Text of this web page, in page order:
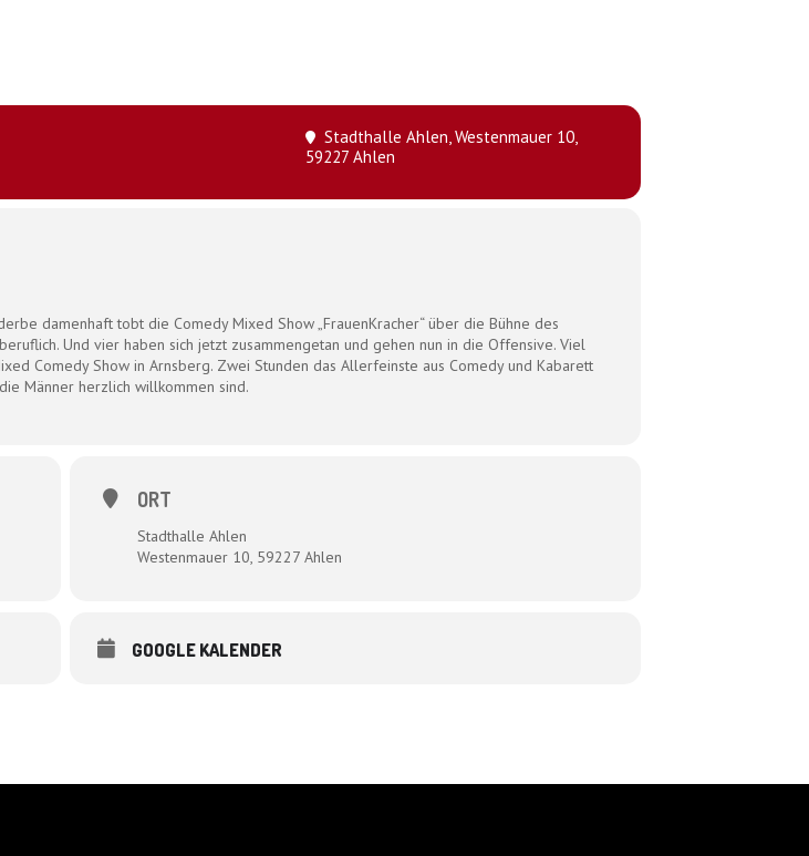
Stadthalle Ahlen, Westenmauer 10,
59227 Ahlen
damenhaft tobt die Comedy Mixed Show „FrauenKracher“ über die Bühne des
Und vier haben sich jetzt zusammengetan und gehen nun in die Offensive. Viel
Comedy Show in Arnsberg. Zwei Stunden das Allerfeinste aus Comedy und Kabarett
Männer herzlich willkommen sind.
ORT
Stadthalle Ahlen
Westenmauer 10, 59227 Ahlen
GOOGLE KALENDER